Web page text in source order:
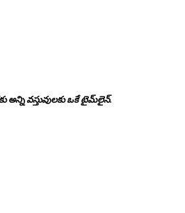
అన్ని వస్తువులకు ఒకే టైమ్‌లైన్.